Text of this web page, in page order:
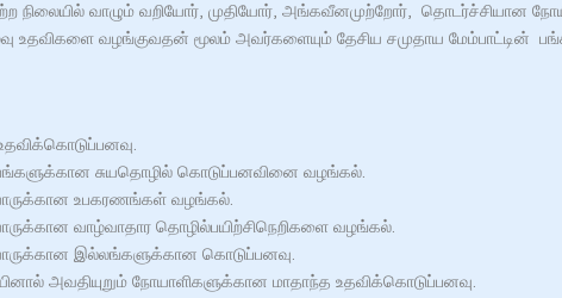
நிலையில் வாழும் வறியோர், முதியோர், அங்கவீனமுற்றோர், தொடர்ச்சியான
உதவிகளை வழங்குவதன் மூலம் அவர்களையும் தேசிய சமுதாய மேம்பாட்டின்
சுயதொழில் கொடுப்பனவினை வழங்கல்.
உபகரணங்கள் வழங்கல்.
வாழ்வாதார தொழில்பயிற்சிநெறிகளை வழங்கல்.
இல்லங்களுக்கான கொடுப்பனவு.
அவதியுறும் நோயாளிகளுக்கான மாதாந்த உதவிக்கொடுப்பனவு.